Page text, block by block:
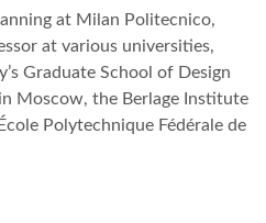
at Milan Politecnico,
at various universities,
Graduate School of Design
Moscow, the Berlage Institute
Polytechnique Fédérale de